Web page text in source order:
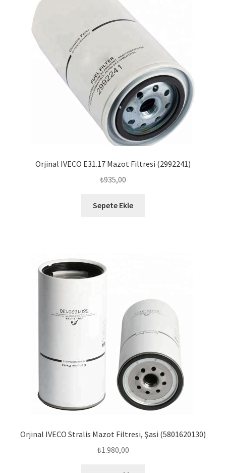
Orjinal IVECO E31.17 Mazot Filtresi (2992241)
₺935,00
Sepete Ekle
Orjinal IVECO Stralis Mazot Filtresi, Şasi (5801620130)
₺1.980,00